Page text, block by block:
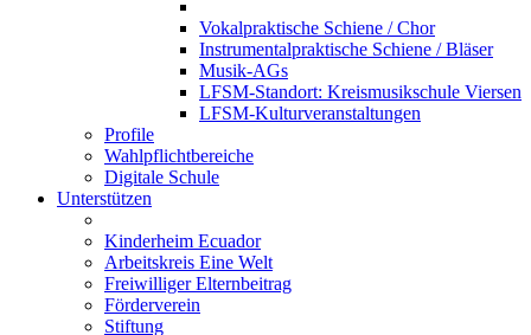
Vokalpraktische Schiene / Chor
Instrumentalpraktische Schiene / Bläser
Musik-AGs
LFSM-Standort: Kreismusikschule Viersen
LFSM-Kulturveranstaltungen
Profile
Wahlpflichtbereiche
Digitale Schule
Unterstützen
Kinderheim Ecuador
Arbeitskreis Eine Welt
Freiwilliger Elternbeitrag
Förderverein
Stiftung